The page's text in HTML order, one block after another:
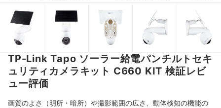
TP-Link Tapo ソーラー給電パンチルトセキ
ュリティカメラキット C660 KIT 検証レビ
ュー評価
画質のよさ（明所・暗所）や撮影範囲の広さ、動体検知の機能の